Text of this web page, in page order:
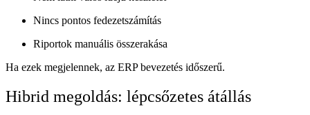
Nincs pontos fedezetszámítás
Riportok manuális összerakása
Ha ezek megjelennek, az ERP bevezetés időszerű.
Hibrid megoldás: lépcsőzetes átállás